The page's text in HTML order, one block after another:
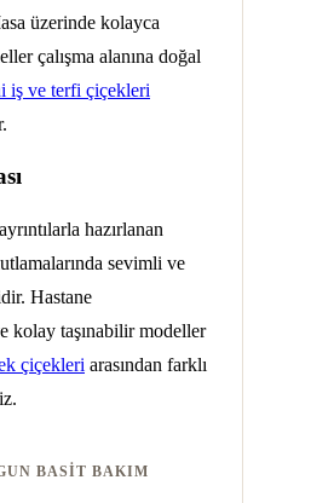
üzerinde kolayca
çalışma alanına doğal
iş ve terfi çiçekleri
hazırlanan
sevimli ve
Hastane
kolay taşınabilir modeller
çiçekleri arasından farklı
BASIT BAKIM